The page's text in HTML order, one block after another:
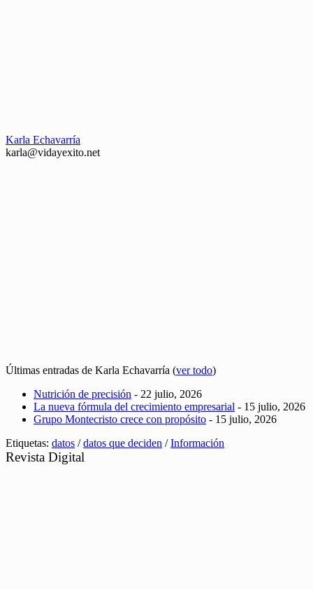
Karla Echavarría
karla@vidayexito.net
Últimas entradas de Karla Echavarría (ver todo)
Nutrición de precisión - 22 julio, 2026
La nueva fórmula del crecimiento empresarial - 15 julio, 2026
Grupo Montecristo crece con propósito - 15 julio, 2026
Etiquetas: datos /datos que deciden /Información
Revista Digital